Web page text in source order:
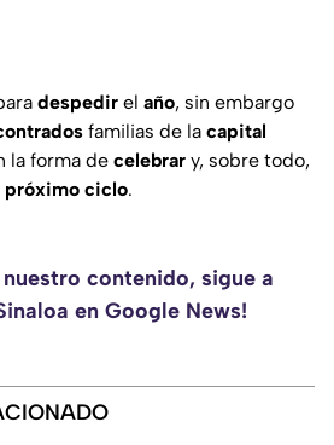
despedir el año, sin embargo
familias de la capital
la forma de celebrar y, sobre todo,
próximo ciclo.
nuestro contenido, sigue a
en Google News!